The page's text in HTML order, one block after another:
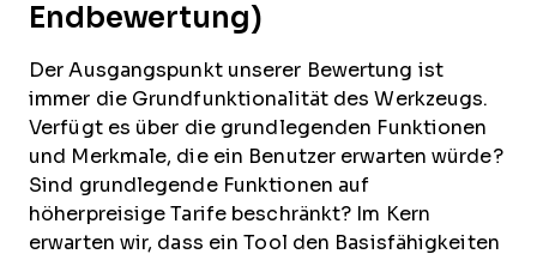
Endbewertung)
Der Ausgangspunkt unserer Bewertung ist
immer die Grundfunktionalität des Werkzeugs.
Verfügt es über die grundlegenden Funktionen
und Merkmale, die ein Benutzer erwarten würde?
Sind grundlegende Funktionen auf
höherpreisige Tarife beschränkt? Im Kern
erwarten wir, dass ein Tool den Basisfähigkeiten